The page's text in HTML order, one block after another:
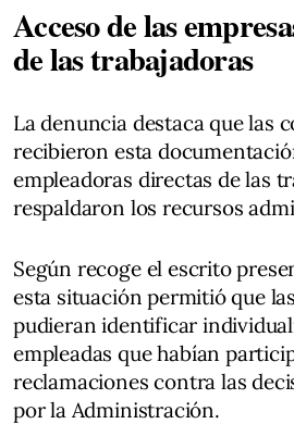
Acceso de las
de las trabajadoras
La denuncia destaca que las
recibieron esta
empleadoras directas de las
respaldaron los recursos
Según recoge el escrito
esta situación permitió que
pudieran identificar
empleadas que habían
reclamaciones contra las
por la Administración.